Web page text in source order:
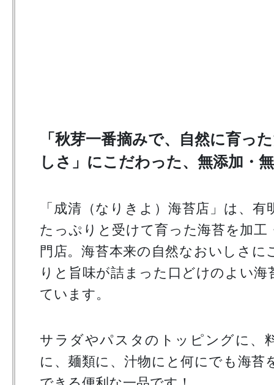
「秋芽一番摘みで、自然に育っ
しさ」にこだわった、無添加・
「成清（なりきよ）海苔店」は、有
たっぷりと受けて育った海苔を加工
門店。海苔本来の自然なおいしさに
りと旨味が詰まった口どけのよい海
ています。
サラダやパスタのトッピングに、
に、麺類に、汁物にと何にでも海苔